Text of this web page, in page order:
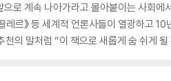
로 계속 나아가라고 몰아붙이는 사회
레르》 등 세계적 언론사들이 열광하고
천의 말처럼 “이 책으로 새롭게 숨 쉬게 될